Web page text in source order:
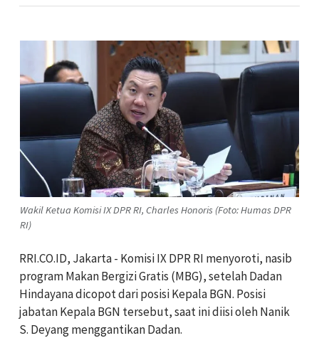
Wakil Ketua Komisi IX DPR RI, Charles Honoris (Foto: Humas DPR
RI)
RRI.CO.ID, Jakarta - Komisi IX DPR RI menyoroti, nasib
program Makan Bergizi Gratis (MBG), setelah Dadan
Hindayana dicopot dari posisi Kepala BGN. Posisi
jabatan Kepala BGN tersebut, saat ini diisi oleh Nanik
S. Deyang menggantikan Dadan.